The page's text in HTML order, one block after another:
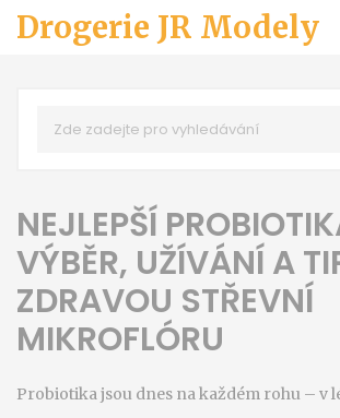
Drogerie JR Modely
NEJLEPŠÍ
VÝBĚR, UŽÍVÁNÍ A
ZDRAVOU STŘEVNÍ
MIKROFLÓRU
Probiotika jsou dnes na každém rohu – v